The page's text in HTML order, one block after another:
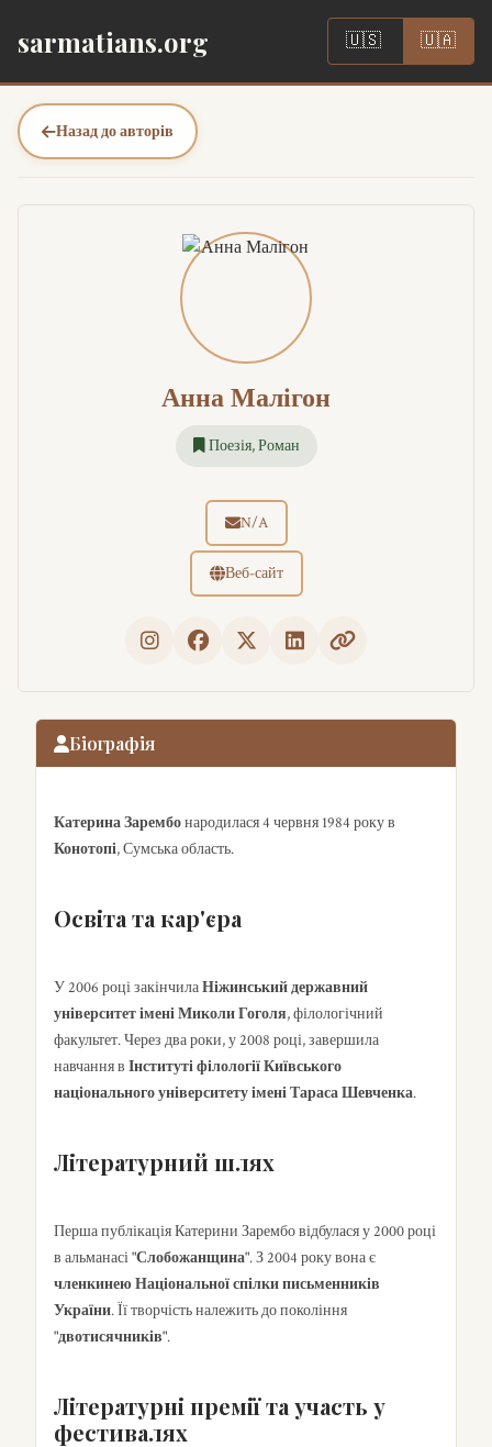
sarmatians.org 🇺🇸 🇺🇦
Назад до авторів
Анна Малігон
Поезія, Роман
N/A
Веб-сайт
Біографія
Катерина Зарембонародилася 4 червня 1984 року в
Конотопі, Сумська область.
Освіта та кар'єра
У 2006 році закінчилаНіжинський державний
університет імені Миколи Гоголя, філологічний
факультет. Через два роки, у 2008 році, завершила
навчання в Інституті філології Київського
національного університету імені Тараса Шевченка.
Літературний шлях
Перша публікація Катерини Зарембо відбулася у 2000 році
в альманасі"Слобожанщина". З 2004 року вона є
членкинею Національної спілки письменників
України. Її творчість належить до покоління
"двотисячників".
Літературні премії та участь у
фестивалях